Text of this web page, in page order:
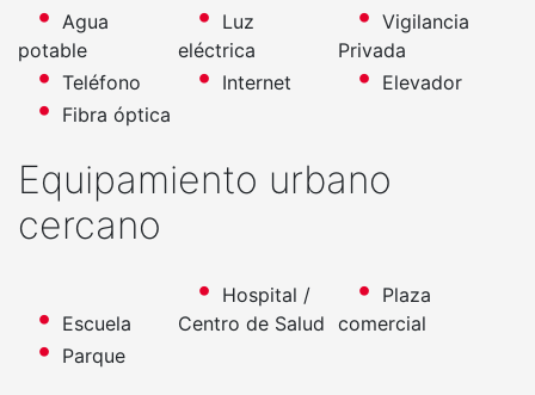
Agua
potable
Luz
eléctrica
Vigilancia
Privada
Teléfono
Internet
Elevador
Fibra óptica
Equipamiento urbano
cercano
Escuela
Hospital /
Centro de Salud
Plaza
comercial
Parque